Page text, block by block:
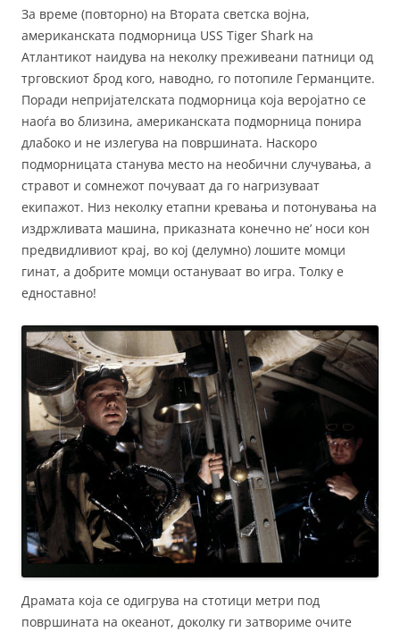
За време (повторно) на Втората светска војна,
американската подморница USS Tiger Shark на
Атлантикот наидува на неколку преживеани патници од
трговскиот брод кого, наводно, го потопиле Германците.
Поради непријателската подморница која веројатно се
наоѓа во близина, американската подморница понира
длабоко и не излегува на површината. Наскоро
подморницата станува место на необични случувања, а
стравот и сомнежот почуваат да го нагризуваат
екипажот. Низ неколку етапни кревања и потонувања на
издржливата машина, приказната конечно не’ носи кон
предвидливиот крај, во кој (делумно) лошите момци
гинат, а добрите момци остануваат во игра. Толку е
едноставно!
Драмата која се одигрува на стотици метри под
површината на океанот, доколку ги затвориме очите